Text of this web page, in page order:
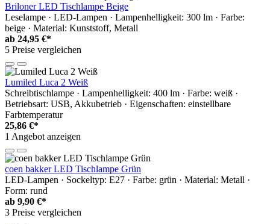
Briloner LED Tischlampe Beige
Leselampe · LED-Lampen · Lampenhelligkeit: 300 lm · Farbe:
beige · Material: Kunststoff, Metall
ab 24,95 €*
5 Preise vergleichen
Lumiled Luca 2 Weiß
Schreibtischlampe · Lampenhelligkeit: 400 lm · Farbe: weiß ·
Betriebsart: USB, Akkubetrieb · Eigenschaften: einstellbare
Farbtemperatur
25,86 €*
1 Angebot anzeigen
coen bakker LED Tischlampe Grün
LED-Lampen · Sockeltyp: E27 · Farbe: grün · Material: Metall ·
Form: rund
ab 9,90 €*
3 Preise vergleichen